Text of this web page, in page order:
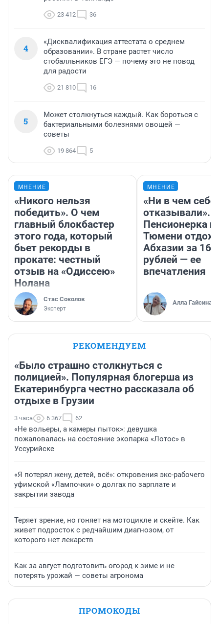
23 412 36
4
«Дисквалификация аттестата о среднем
образовании». В стране растет число
стобалльников ЕГЭ — почему это не повод
для радости
21 810 16
5
Может столкнуться каждый. Как бороться с
бактериальными болезнями овощей —
советы
19 864 5
МНЕНИЕ
«Никого нельзя
победить». О чем
главный блокбастер
этого года, который
бьет рекорды в
прокате: честный
отзыв на «Одиссею»
Нолана
Стас Соколов
Эксперт
МНЕНИЕ
«Ни в чем себе
отказывали».
Пенсионерка
Тюмени
Абхазии за
рублей — ее
впечатления
Алла Гайсина
РЕКОМЕНДУЕМ
«Было страшно столкнуться с
полицией». Популярная блогерша из
Екатеринбурга честно рассказала об
отдыхе в Грузии
3 часа 6 367 62
«Не вольеры, а камеры пыток»: девушка
пожаловалась на состояние экопарка «Лотос» в
Уссурийске
«Я потерял жену, детей, всё»: откровения экс-рабочего
уфимской «Лампочки» о долгах по зарплате и
закрытии завода
Теряет зрение, но гоняет на мотоцикле и скейте. Как
живет подросток с редчайшим диагнозом, от
которого нет лекарств
Как за август подготовить огород к зиме и не
потерять урожай — советы агронома
ПРОМОКОДЫ